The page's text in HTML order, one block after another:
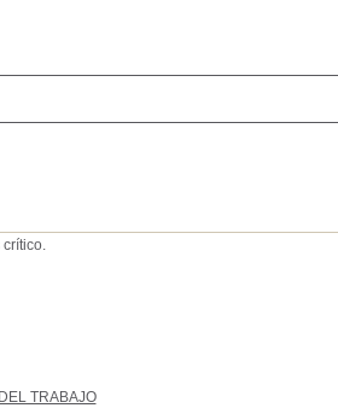
TRABAJO